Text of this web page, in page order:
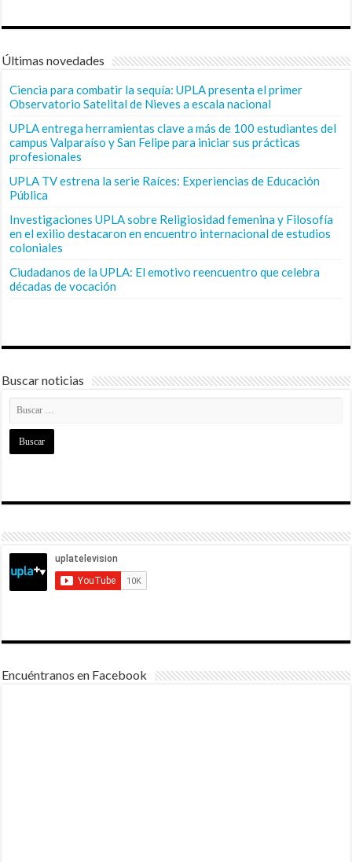
Últimas novedades
Ciencia para combatir la sequía: UPLA presenta el primer
Observatorio Satelital de Nieves a escala nacional
UPLA entrega herramientas clave a más de 100 estudiantes del
campus Valparaíso y San Felipe para iniciar sus prácticas
profesionales
UPLA TV estrena la serie Raíces: Experiencias de Educación
Pública
Investigaciones UPLA sobre Religiosidad femenina y Filosofía
en el exilio destacaron en encuentro internacional de estudios
coloniales
Ciudadanos de la UPLA: El emotivo reencuentro que celebra
décadas de vocación
Buscar noticias
Encuéntranos en Facebook